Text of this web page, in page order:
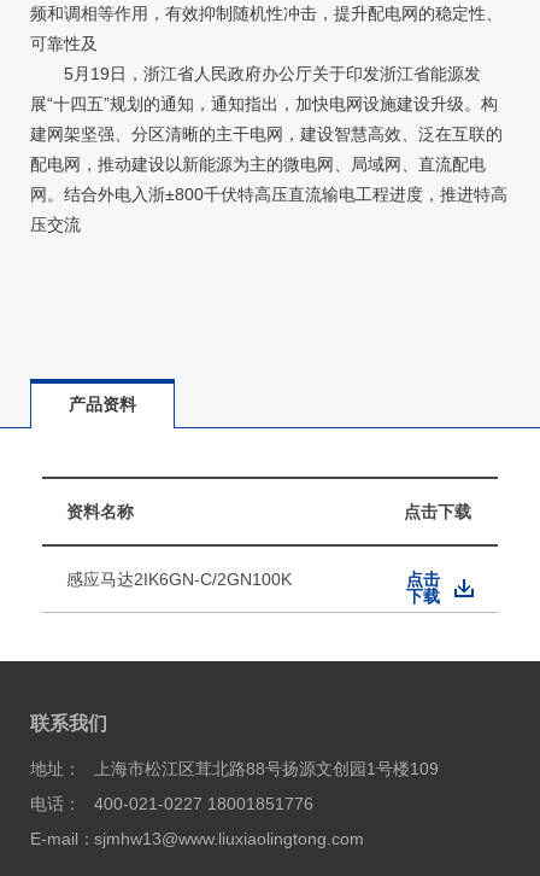
频和调相等作用，有效抑制随机性冲击，提升配电网的稳定性、
可靠性及
5月19日，浙江省人民政府办公厅关于印发浙江省能源发
展“十四五”规划的通知，通知指出，加快电网设施建设升级。构
建网架坚强、分区清晰的主干电网，建设智慧高效、泛在互联的
配电网，推动建设以新能源为主的微电网、局域网、直流配电
网。结合外电入浙±800千伏特高压直流输电工程进度，推进特高
压交流
产品资料
资料名称 点击下载
感应马达2IK6GN-C/2GN100K
点击
下载
联系我们
地址：
上海市松江区茸北路88号扬源文创园1号楼109
电话：
400-021-0227 18001851776
E-mail：sjmhw13@www.liuxiaolingtong.com